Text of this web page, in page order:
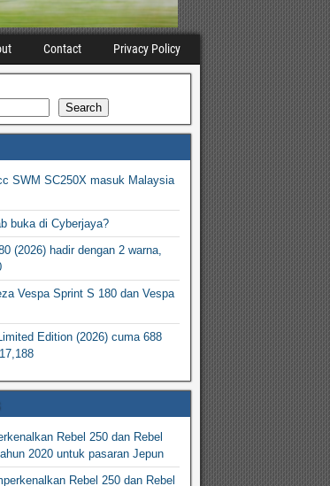
Contact Privacy Policy
Search
SWM SC250X masuk Malaysia
buka di Cyberjaya?
(2026) hadir dengan 2 warna,
Vespa Sprint S 180 dan Vespa
Edition (2026) cuma 688
Rebel 250 dan Rebel
2020 untuk pasaran Jepun
Rebel 250 dan Rebel